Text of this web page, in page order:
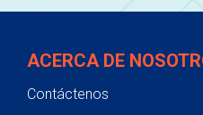
ACERCA DE
Contáctenos